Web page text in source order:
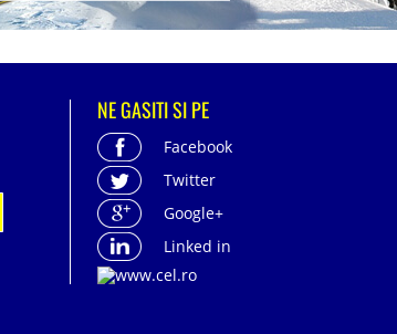
NE GASITI SI PE
Facebook
Twitter
Google+
Linked in